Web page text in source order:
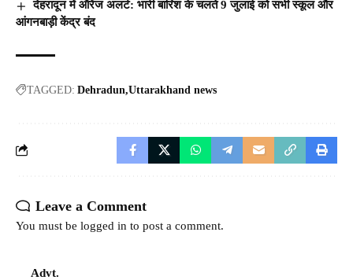
देहरादून में ऑरेंज अलर्ट: भारी बारिश के चलते 9 जुलाई को सभी स्कूल और
आंगनबाड़ी केंद्र बंद
TAGGED: Dehradun Uttarakhand news
Leave a Comment
You must be logged in to post a comment.
Advt.